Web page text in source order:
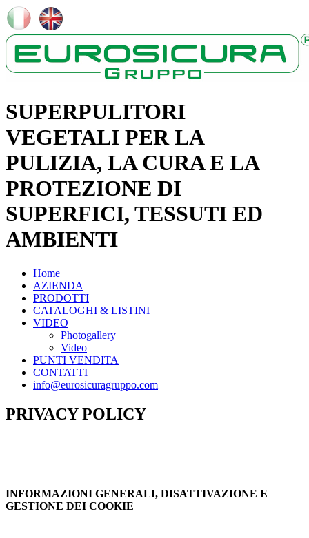
SUPERPULITORI
VEGETALI PER LA
PULIZIA, LA CURA E LA
PROTEZIONE DI
SUPERFICI, TESSUTI ED
AMBIENTI
Home
AZIENDA
PRODOTTI
CATALOGHI & LISTINI
VIDEO
Photogallery
Video
PUNTI VENDITA
CONTATTI
info@eurosicuragruppo.com
PRIVACY POLICY
INFORMAZIONI GENERALI, DISATTIVAZIONE E
GESTIONE DEI COOKIE